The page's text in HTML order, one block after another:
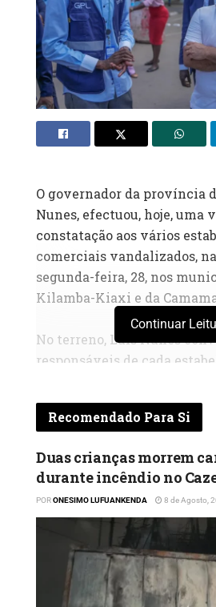
O governador da província
Nunes, efectuou, hoje, uma
constatação aos vários
comerciais vandalizados,
segunda-feira, 28, nos
Kilamba-Kiaxi e da
‎No terreno, Luís Nunes
responsáveis de cada
extensão dos danos
Continuar
Recomendado Para Si
Duas crianças morrem
durante incêndio no
PORONESIMO LUFUANKENDA 8 de Agosto,